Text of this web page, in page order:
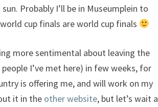
Probably I’ll be in Museumplein to
cup finals are world cup finals
more sentimental about leaving the
I’ve met here) in few weeks, for
is offering me, and will work on my
it in the other website, but let’s wait a